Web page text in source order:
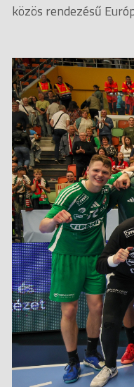
közös rendezésű